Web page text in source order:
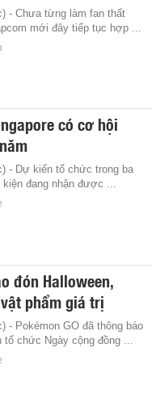
- Chưa từng làm fan thất
mới đây tiếp tục hợp ...
có cơ hội
- Dự kiến tổ chức trong ba
kiện đang nhận được ...
đón Halloween,
phẩm giá trị
- Pokémon GO đã thông báo
tổ chức Ngày cộng đồng ...